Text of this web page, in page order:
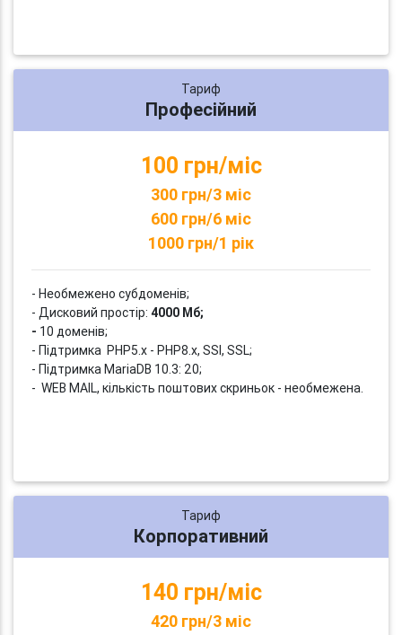
Тариф
Професійний
100 грн/міс
300 грн/3 міс
600 грн/6 міс
1000 грн/1 рік
- Необмежено субдоменів;
- Дисковий простір: 4000 Мб;
- 10 доменів;
- Підтримка PHP5.x - PHP8.x, SSI, SSL;
- Підтримка MariaDB 10.3: 20;
- WEB MAIL, кількість поштових скриньок - необмежена.
Тариф
Корпоративний
140 грн/міс
420 грн/3 міс